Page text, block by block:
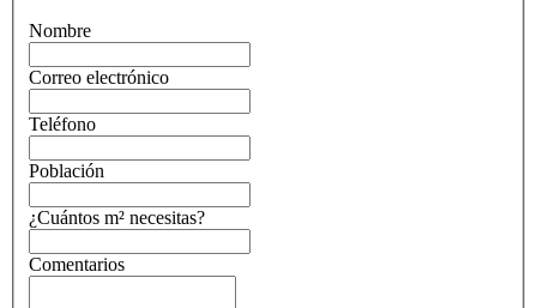
Nombre
Correo electrónico
Teléfono
Población
¿Cuántos m² necesitas?
Comentarios